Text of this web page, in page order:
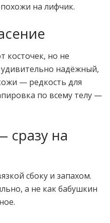
на лифчик.
косточек, но не
надёжный,
— редкость для
по всему телу —
сразу на
сбоку и запахом.
а не как бабушкин